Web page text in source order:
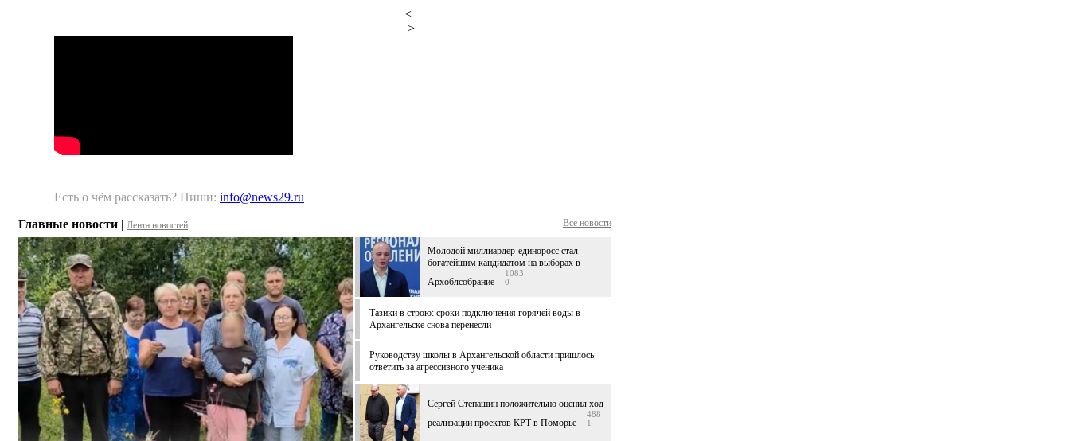
<
>
Есть о чём рассказать? Пиши: info@news29.ru
Главные новости | Лента новостей Все новости
Молодой миллиардер-единоросс стал
богатейшим кандидатом на выборах в
Архоблсобрание
1083
0
Тазики в строю: сроки подключения горячей воды в
Архангельске снова перенесли
Руководству школы в Архангельской области пришлось
ответить за агрессивного ученика
Сергей Степашин положительно оценил ход
реализации проектов КРТ в Поморье
488
1